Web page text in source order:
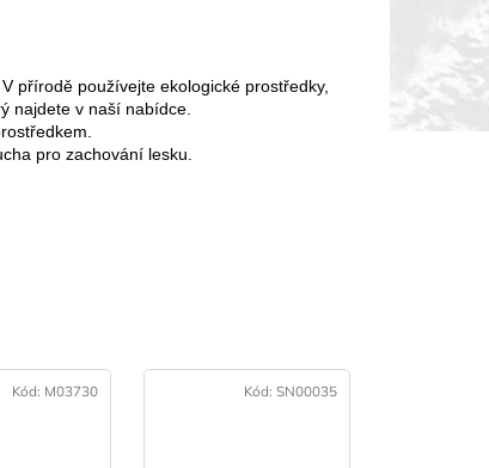
přírodě používejte ekologické prostředky,
najdete v naší nabídce.
pro zachování lesku.
Kód: M03730 Kód: SN00035